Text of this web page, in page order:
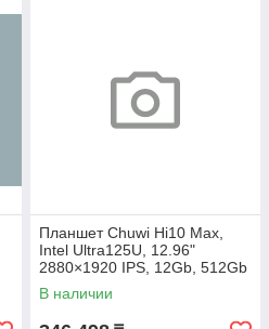
Планшет Chuwi Hi10 Max,
Intel Ultra125U, 12.96"
2880×1920 IPS, 12Gb, 512Gb
SSD, Keyboard, Win11Pro
В наличии